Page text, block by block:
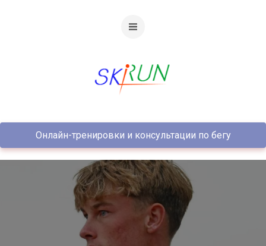
Онлайн-тренировки и консультации по бегу